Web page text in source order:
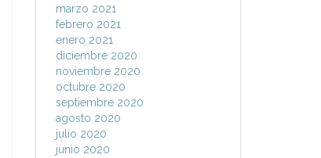
marzo 2021
febrero 2021
enero 2021
diciembre 2020
noviembre 2020
octubre 2020
septiembre 2020
agosto 2020
julio 2020
junio 2020